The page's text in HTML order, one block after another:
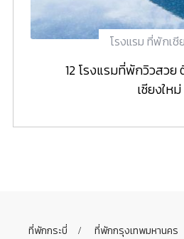
โรงแรม ที่พักเชี
12 โรงแรมที่พักวิวสว
เชียงใหม่
ที่พักกระบี่ ที่พักกรุงเทพมหานคร